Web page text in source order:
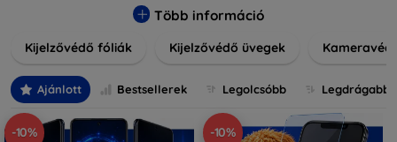
hanem kristálytiszta képet is biztosítanak, megőrzi a
és stílusú kijelzővédőink közül, hogy a mindennapok során is
fedésről vagy íves kijelzővédelemről, a minőséget szem
előtt tartva kínálunk megoldásokat minden eszközre.
Több információ
Kijelzővédő fóliák Kijelzővédő üvegek
Ajánlott Bestsellerek Legolcsóbb Legdrágabb
-10% -10%